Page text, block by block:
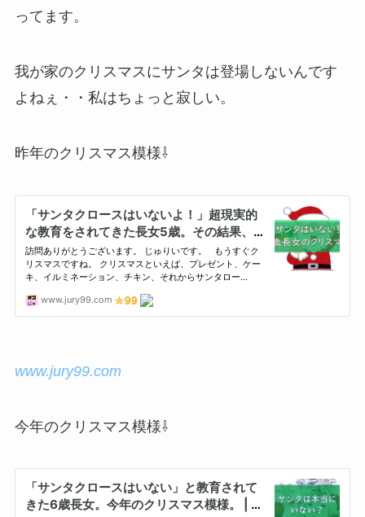
ってます。
我が家のクリスマスにサンタは登場しないんです
よねぇ・・私はちょっと寂しい。
昨年のクリスマス模様⇩
www.jury99.com
今年のクリスマス模様⇩